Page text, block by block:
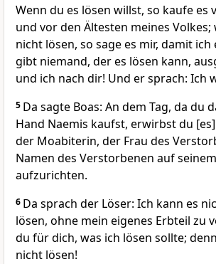
Wenn du es lösen willst, so kaufe es
und vor den Ältesten meines
nicht lösen, so sage es mir, damit ich
gibt niemand, der es lösen kann,
und ich nach dir! Und er sprach: Ich
5 Da sagte Boas: An dem Tag, da du
Hand Naemis kaufst, erwirbst du
der Moabiterin, der Frau des
Namen des Verstorbenen auf
aufzurichten.
6 Da sprach der Löser: Ich kann es
lösen, ohne mein eigenes Erbteil zu
du für dich, was ich lösen sollte;
nicht lösen!